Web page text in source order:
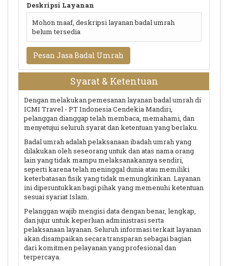
Deskripsi Layanan
Mohon maaf, deskripsi layanan badal umrah
belum tersedia
Pesan Jasa Badal Umrah
Syarat & Ketentuan
Dengan melakukan pemesanan layanan badal umrah di
ICMI Travel - PT Indonesia Cendekia Mandiri,
pelanggan dianggap telah membaca, memahami, dan
menyetujui seluruh syarat dan ketentuan yang berlaku.
Badal umrah adalah pelaksanaan ibadah umrah yang
dilakukan oleh seseorang untuk dan atas nama orang
lain yang tidak mampu melaksanakannya sendiri,
seperti karena telah meninggal dunia atau memiliki
keterbatasan fisik yang tidak memungkinkan. Layanan
ini diperuntukkan bagi pihak yang memenuhi ketentuan
sesuai syariat Islam.
Pelanggan wajib mengisi data dengan benar, lengkap,
dan jujur untuk keperluan administrasi serta
pelaksanaan layanan. Seluruh informasi terkait layanan
akan disampaikan secara transparan sebagai bagian
dari komitmen pelayanan yang profesional dan
terpercaya.